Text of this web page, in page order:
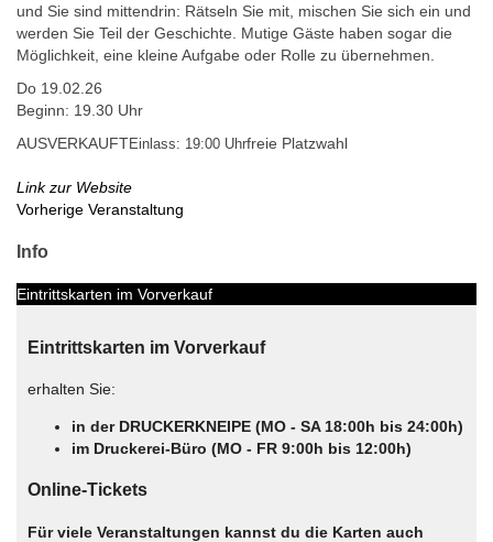
und Sie sind mittendrin: Rätseln Sie mit, mischen Sie sich ein und
werden Sie Teil der Geschichte. Mutige Gäste haben sogar die
Möglichkeit, eine kleine Aufgabe oder Rolle zu übernehmen.
Do 19.02.26
Beginn: 19.30 Uhr
AUSVERKAUFTEinlass: 19:00 Uhrfreie Platzwahl
Link zur Website
Vorherige Veranstaltung
Info
Eintrittskarten im Vorverkauf
Eintrittskarten im Vorverkauf
erhalten Sie:
in der DRUCKERKNEIPE (MO - SA 18:00h bis 24:00h)
im Druckerei-Büro (MO - FR 9:00h bis 12:00h)
Online-Tickets
Für viele Veranstaltungen kannst du die Karten auch